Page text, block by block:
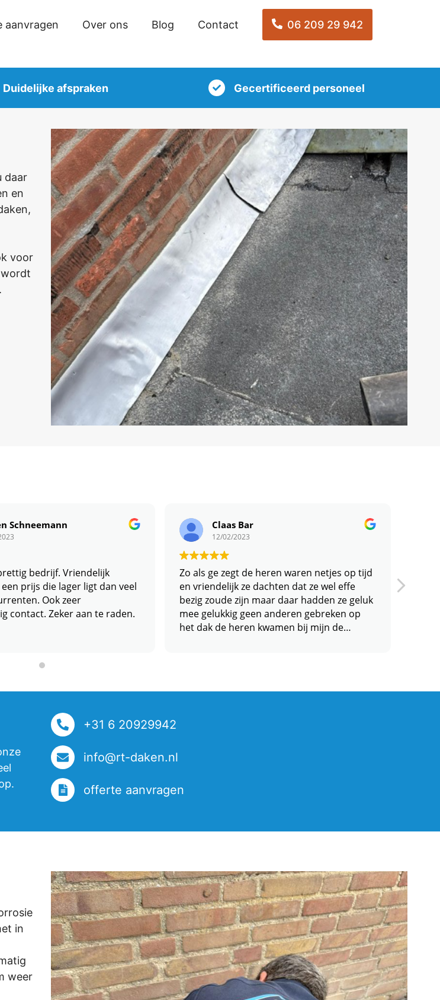
aanvragen Over ons Blog Contact 06 209 29 942
Duidelijke afspraken Gecertificeerd personeel
daar
en
voor
Schneemann
bedrijf. Vriendelijk
prijs die lager ligt dan veel
Ook zeer
contact. Zeker aan te raden.
Claas Bar
12/02/2023
Zo als ge zegt de heren waren netjes op tijd
en vriendelijk ze dachten dat ze wel effe
bezig zoude zijn maar daar hadden ze geluk
mee gelukkig geen anderen gebreken op
het dak de heren kwamen bij mijn de
boven kant van de schoorsteen hebben ze
+31 6 20929942
info@rt-daken.nl
offerte aanvragen
in
weer